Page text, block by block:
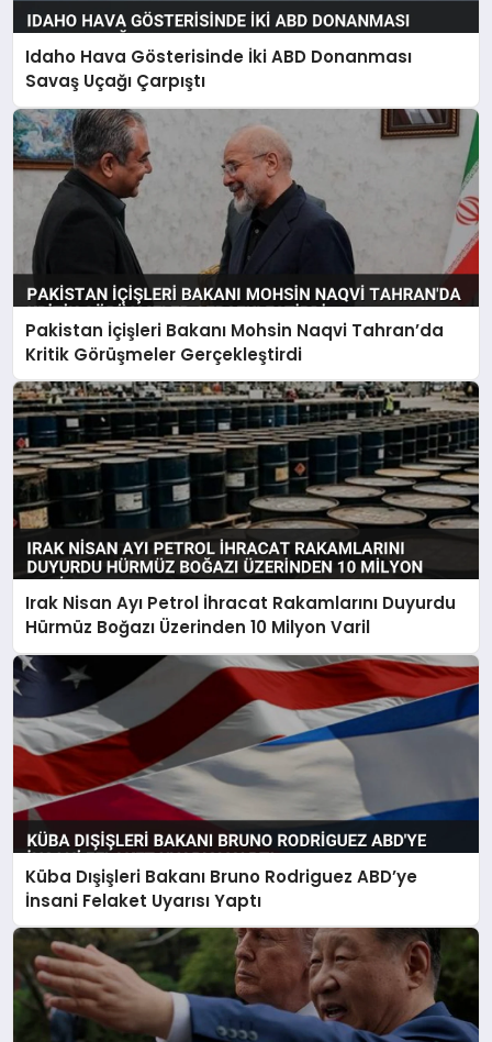
Idaho Hava Gösterisinde İki ABD Donanması
Savaş Uçağı Çarpıştı
Pakistan İçişleri Bakanı Mohsin Naqvi Tahran’da
Kritik Görüşmeler Gerçekleştirdi
Irak Nisan Ayı Petrol İhracat Rakamlarını Duyurdu
Hürmüz Boğazı Üzerinden 10 Milyon Varil
Küba Dışişleri Bakanı Bruno Rodriguez ABD’ye
İnsani Felaket Uyarısı Yaptı